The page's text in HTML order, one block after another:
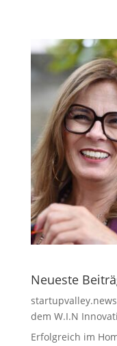
Neueste
dem W.I.N
Erfolgreich im